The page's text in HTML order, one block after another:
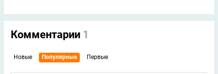
Комментарии 1
Новые Популярные Первые